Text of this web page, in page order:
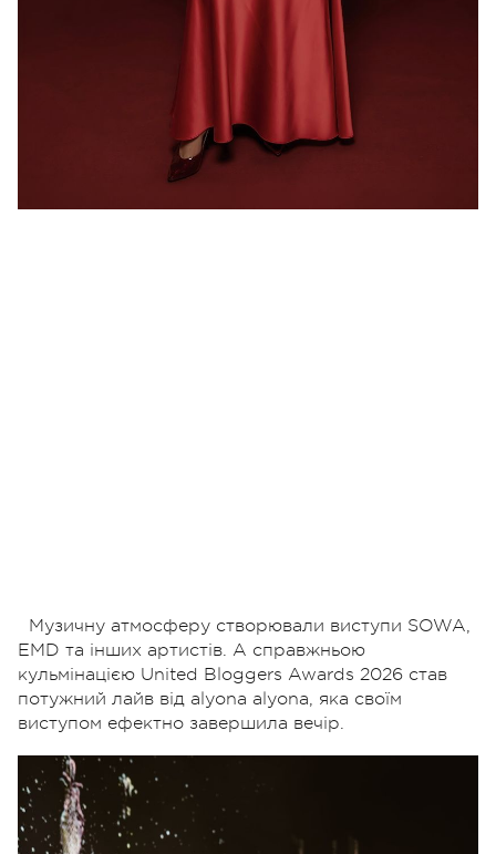
Музичну атмосферу створювали виступи SOWA,
EMD та інших артистів. А справжньою
кульмінацією United Bloggers Awards 2026 став
потужний лайв від alyona alyona, яка своїм
виступом ефектно завершила вечір.